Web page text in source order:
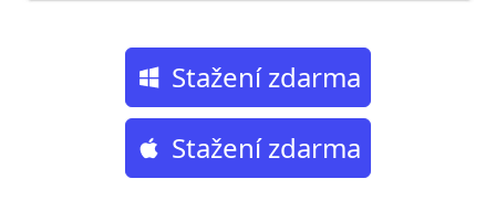
Stažení zdarma
Stažení zdarma